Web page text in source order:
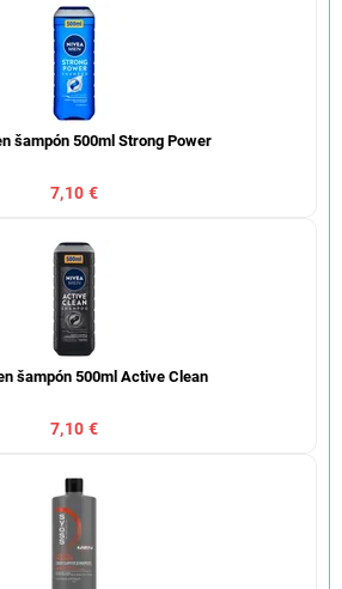
šampón 500ml Strong Power
7,10 €
šampón 500ml Active Clean
7,10 €